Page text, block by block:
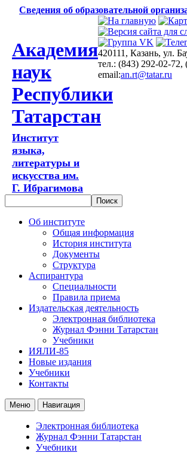
Сведения об образовательной
Академия
наук
Республики
Татарстан
Институт
языка,
литературы и
искусства им.
Г. Ибрагимова
420111, Казань, ул.
тел.: (843) 292-02-72,
email:an.rt@tatar.ru
Об институте
Общая информация
История института
Документы
Структура
Аспирантура
Специальности
Правила приема
Издательская деятельность
Электронная библиотека
Журнал Фэнни Татарстан
Учебники
ИЯЛИ-85
Новые издания
Учебники
Контакты
Меню Навигация
Электронная библиотека
Журнал Фэнни Татарстан
Учебники